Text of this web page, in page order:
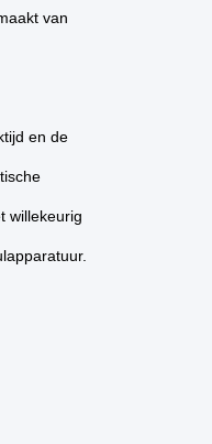
van
en de
willekeurig